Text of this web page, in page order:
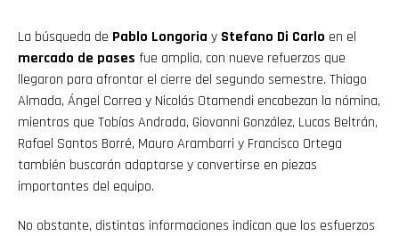
La búsqueda de Pablo Longoria y Stefano Di Carlo en el
mercado de pases fue amplia, con nueve refuerzos que
llegaron para afrontar el cierre del segundo semestre. Thiago
Almada, Ángel Correa y Nicolás Otamendi encabezan la nómina,
mientras que Tobías Andrada, Giovanni González, Lucas Beltrán,
Rafael Santos Borré, Mauro Arambarri y Francisco Ortega
también buscarán adaptarse y convertirse en piezas
importantes del equipo.
No obstante, distintas informaciones indican que los esfuerzos